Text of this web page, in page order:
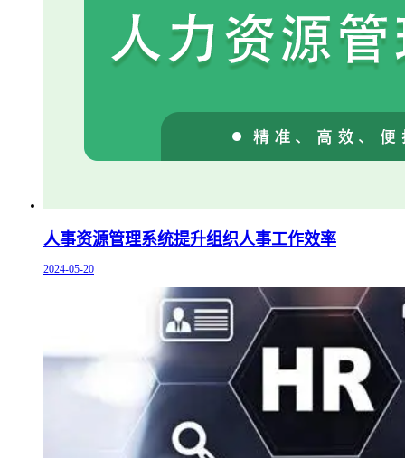
人事资源管理系统提升组织人事工作效率
2024-05-20